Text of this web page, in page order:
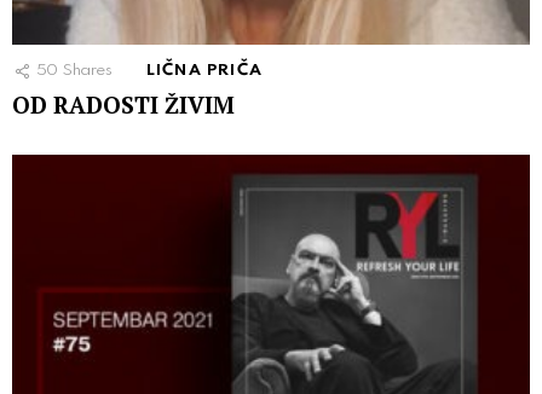
50 Shares LIČNA PRIČA
OD RADOSTI ŽIVIM